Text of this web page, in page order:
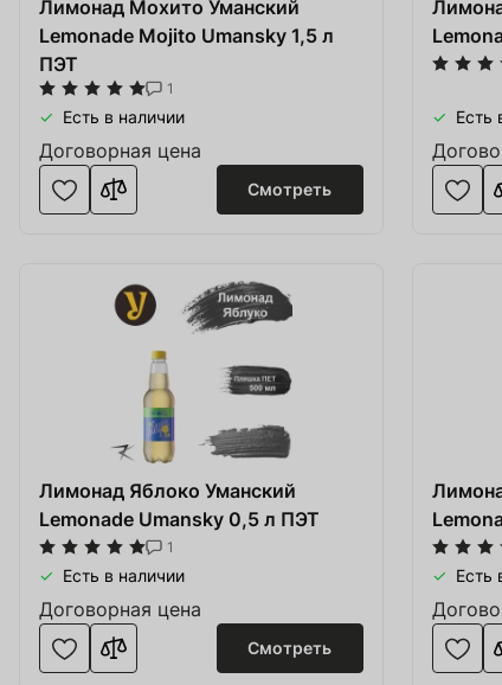
Лимонад Мохито Уманский
Lemonade Mojito Umansky 1,5 л
ПЭТ
1
Есть в наличии
Договорная цена
Смотреть
Есть
Лимонад Яблоко Уманский
Lemonade Umansky 0,5 л ПЭТ
1
Есть в наличии
Договорная цена
Смотреть
Есть